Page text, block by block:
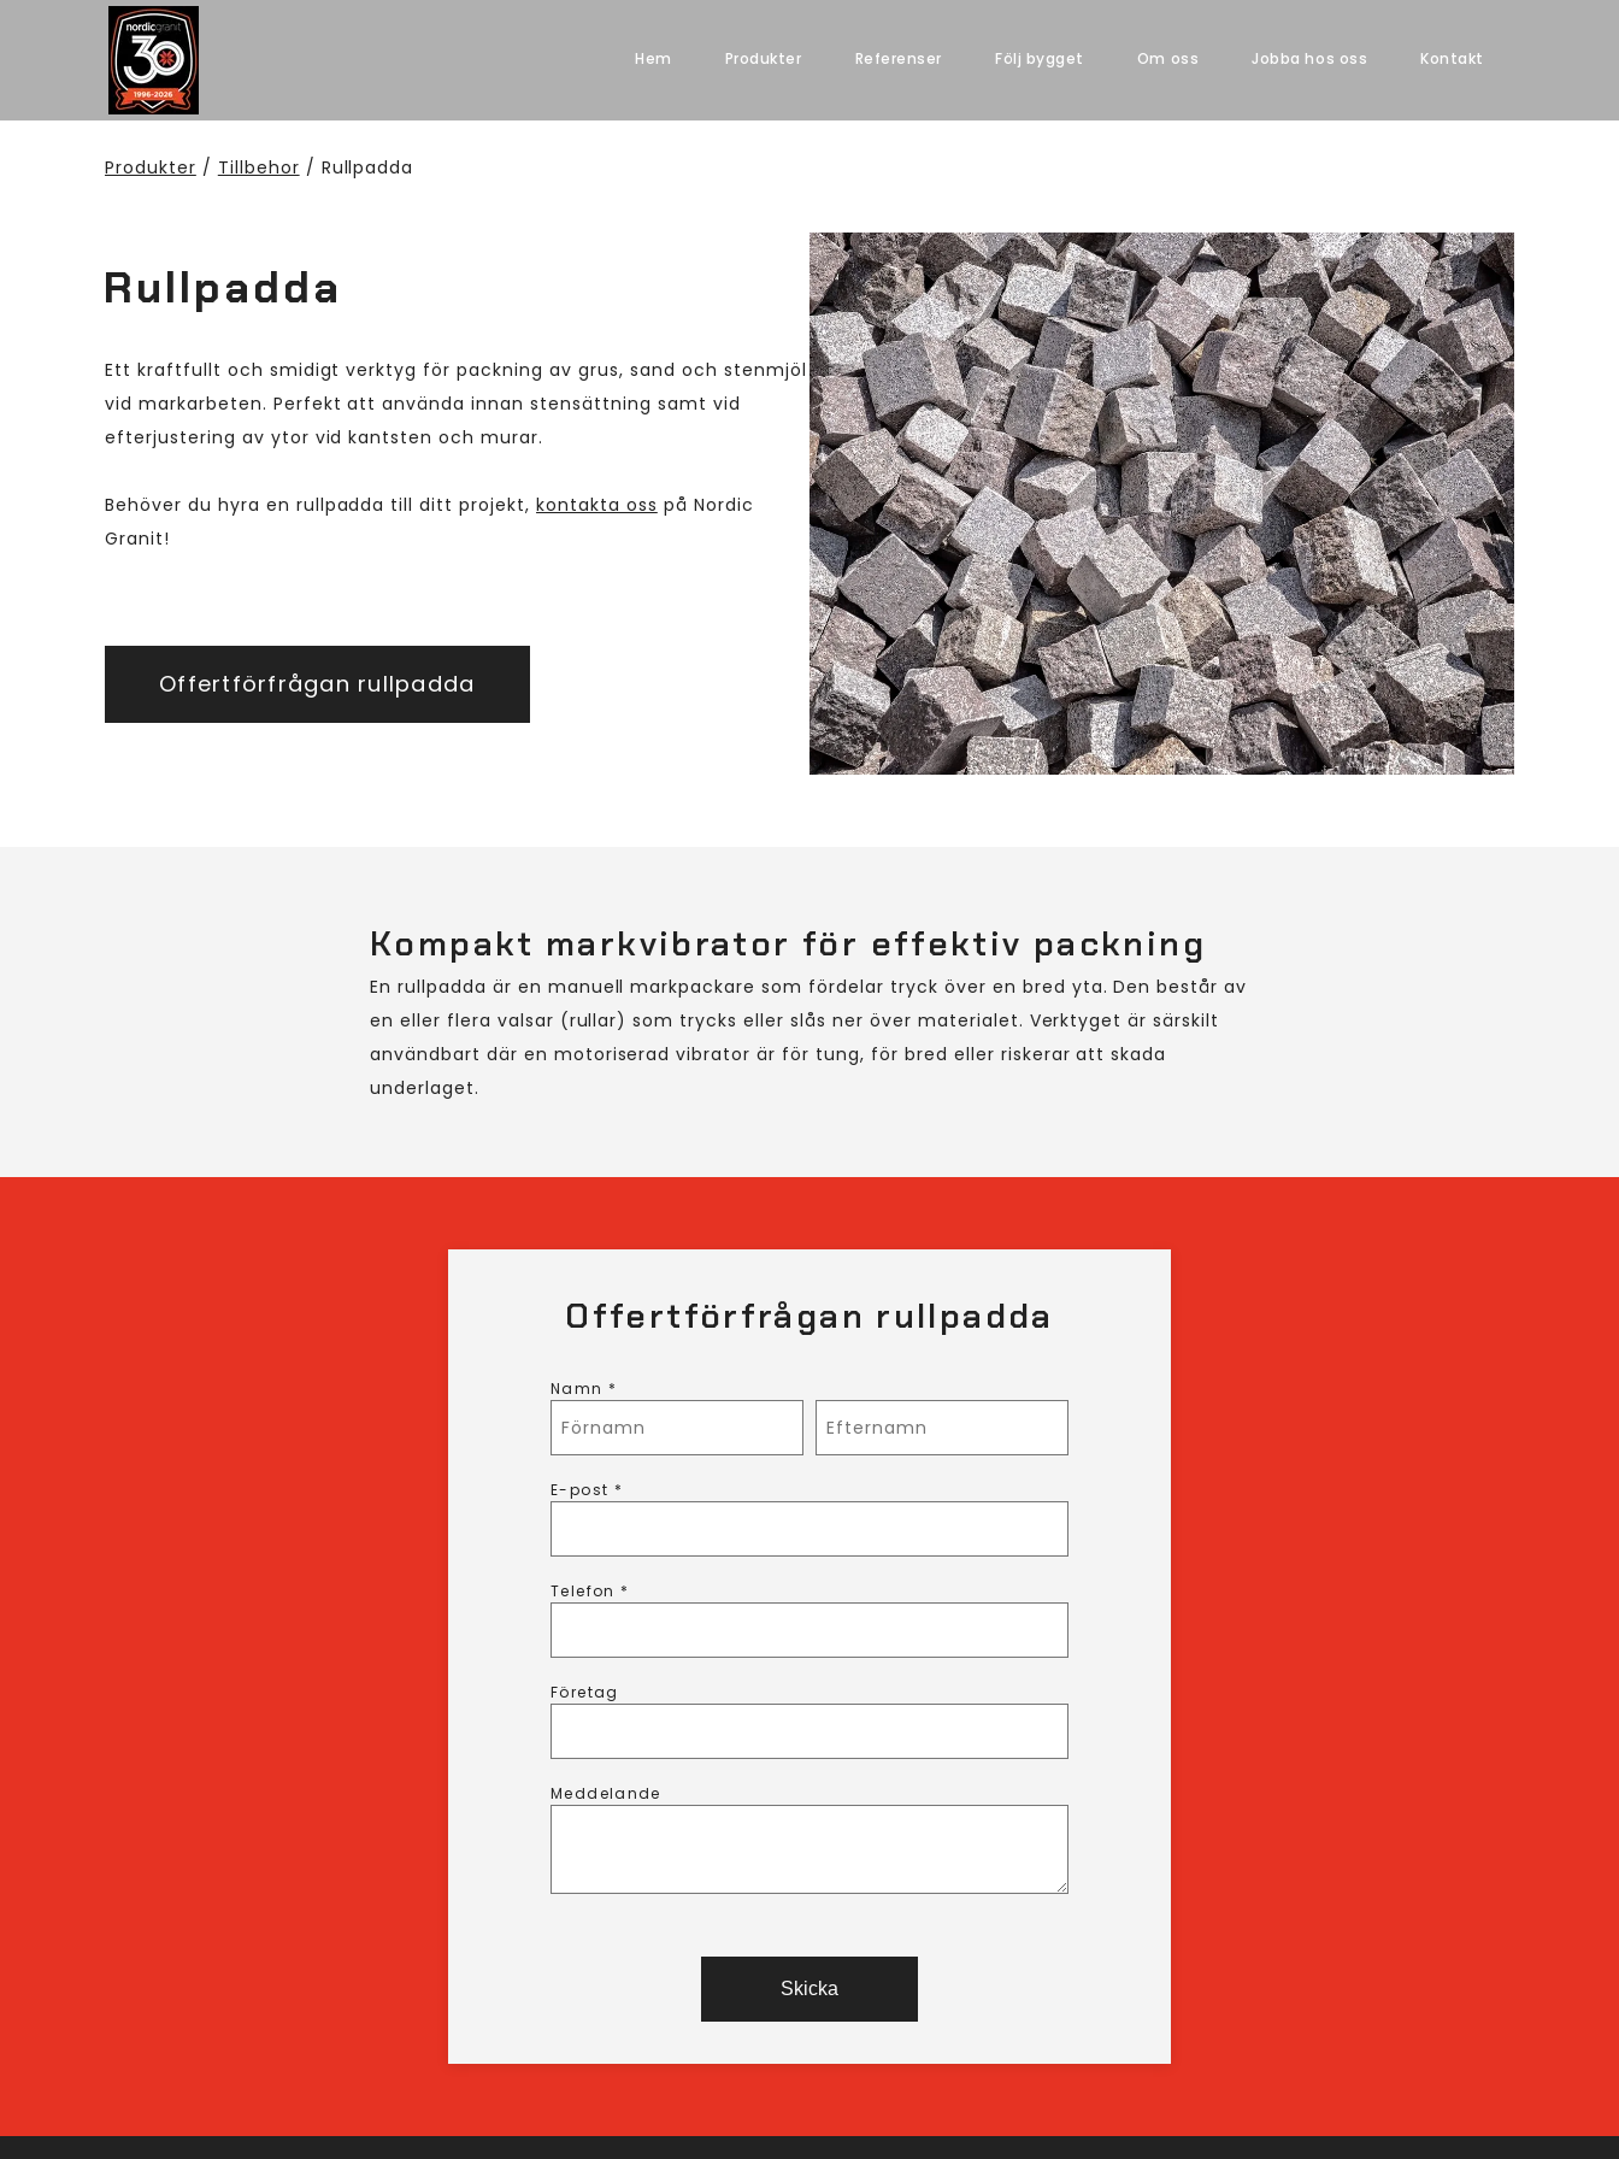
Hem Produkter Referenser Följ bygget Om oss Jobba hos oss Kontakt
Produkter / Tillbehor / Rullpadda
Rullpadda
Ett kraftfullt och smidigt verktyg för packning av grus, sand och stenmjöl
vid markarbeten. Perfekt att använda innan stensättning samt vid
efterjustering av ytor vid kantsten och murar.
Behöver du hyra en rullpadda till ditt projekt,kontakta oss på Nordic
Granit!
Offertförfrågan rullpadda
Kompakt markvibrator för effektiv packning
En rullpadda är en manuell markpackare som fördelar tryck över en bred yta. Den består av
en eller flera valsar (rullar) som trycks eller slås ner över materialet. Verktyget är särskilt
användbart där en motoriserad vibrator är för tung, för bred eller riskerar att skada
underlaget.
Offertförfrågan rullpadda
Namn *
E-post *
Telefon *
Företag
Meddelande
Skicka